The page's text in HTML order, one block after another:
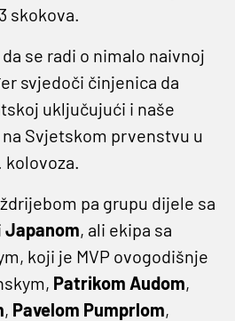
skokova.
se radi o nimalo naivnoj
svjedoči činjenica da
uključujući i naše
Svjetskom prvenstvu u
kolovoza.
pa grupu dijele sa
Japanom, ali ekipa sa
koji je MVP ovogodišnje
Patrikom Audom,
, Pavelom Pumprlom,